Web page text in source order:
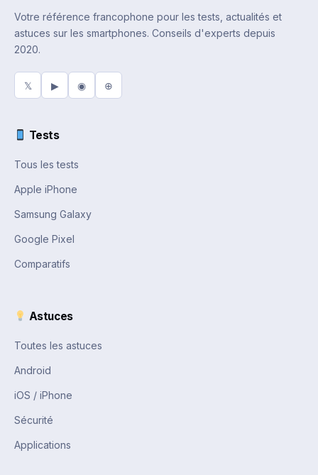
Votre référence francophone pour les tests, actualités et
astuces sur les smartphones. Conseils d'experts depuis
2020.
𝕏 ▶ ◉ ⊕
Tests
Tous les tests
Apple iPhone
Samsung Galaxy
Google Pixel
Comparatifs
Astuces
Toutes les astuces
Android
iOS / iPhone
Sécurité
Applications